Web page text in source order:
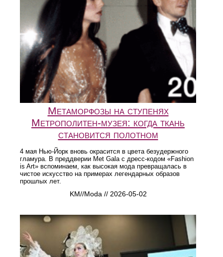
Метаморфозы на ступенях
Метрополитен-музея: когда ткань
становится полотном
4 мая Нью-Йорк вновь окрасится в цвета безудержного
гламура. В преддверии Met Gala с дресс-кодом «Fashion
is Art» вспоминаем, как высокая мода превращалась в
чистое искусство на примерах легендарных образов
прошлых лет.
KM//Moda // 2026-05-02